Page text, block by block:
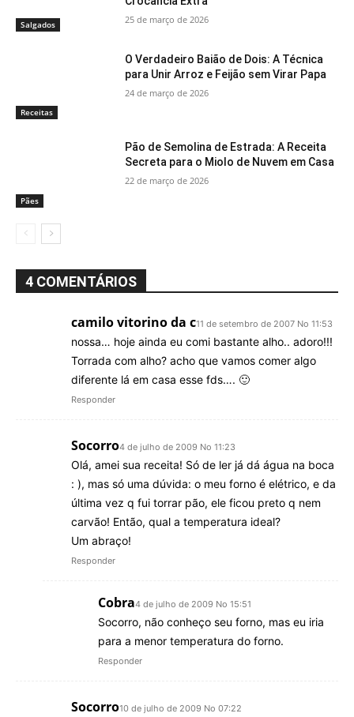
Salgados 25 de março de 2026
Receitas
O Verdadeiro Baião de Dois: A Técnica
para Unir Arroz e Feijão sem Virar Papa
24 de março de 2026
Pães
Pão de Semolina de Estrada: A Receita
Secreta para o Miolo de Nuvem em Casa
22 de março de 2026
4 COMENTÁRIOS
camilo vitorino da c11 de setembro de 2007 No 11:53
nossa… hoje ainda eu comi bastante alho.. adoro!!!
Torrada com alho? acho que vamos comer algo
diferente lá em casa esse fds…. 🙂
Responder
Socorro4 de julho de 2009 No 11:23
Olá, amei sua receita! Só de ler já dá água na boca
: ), mas só uma dúvida: o meu forno é elétrico, e da
última vez q fui torrar pão, ele ficou preto q nem
carvão! Então, qual a temperatura ideal?
Um abraço!
Responder
Cobra4 de julho de 2009 No 15:51
Socorro, não conheço seu forno, mas eu iria
para a menor temperatura do forno.
Responder
Socorro10 de julho de 2009 No 07:22